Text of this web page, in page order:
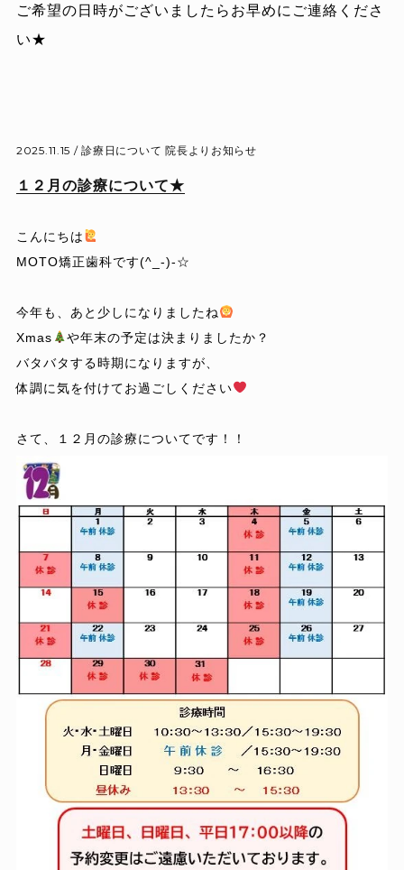
ご希望の日時がございましたらお早めにご連絡くださ
い★
2025.11.15 /診療日について 院長よりお知らせ
１２月の診療について★
こんにちは
MOTO矯正歯科です(^_-)-☆
今年も、あと少しになりましたね
Xmas
や年末の予定は決まりましたか？
バタバタする時期になりますが、
体調に気を付けてお過ごしください
さて、１２月の診療についてです！！